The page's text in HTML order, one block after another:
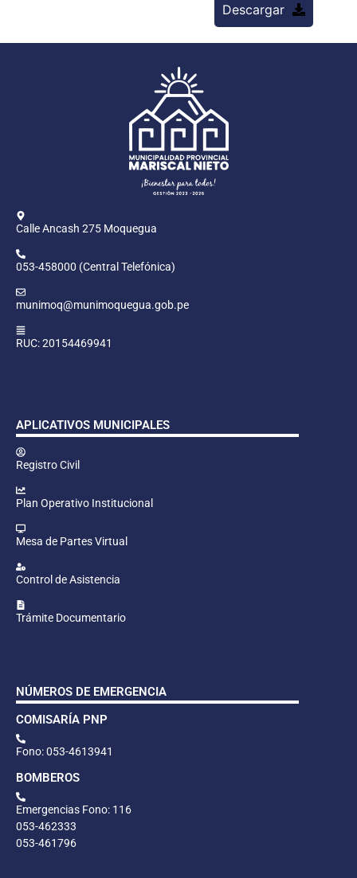
Descargar
Calle Ancash 275 Moquegua
053-458000 (Central Telefónica)
munimoq@munimoquegua.gob.pe
RUC: 20154469941
APLICATIVOS MUNICIPALES
Registro Civil
Plan Operativo Institucional
Mesa de Partes Virtual
Control de Asistencia
Trámite Documentario
NÚMEROS DE EMERGENCIA
COMISARÍA PNP
Fono: 053-4613941
BOMBEROS
Emergencias Fono: 116
053-462333
053-461796